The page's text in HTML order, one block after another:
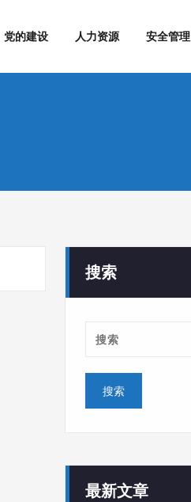
党的建设 人力资源 安全管理
搜索
最新文章